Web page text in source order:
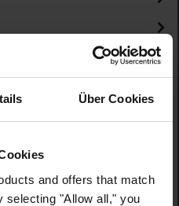
Über Cookies
and offers that match
selecting "Allow all," you